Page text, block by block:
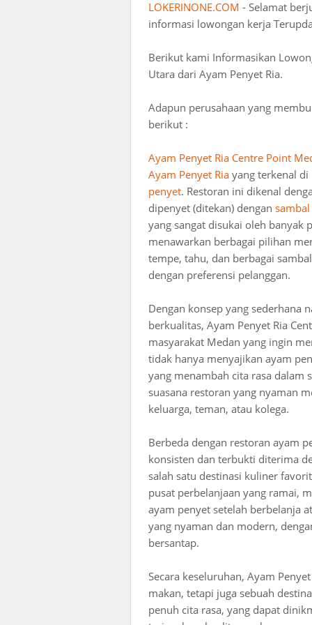
LOKERINONE.COM - Selamat
informasi lowongan kerja
Berikut kami Informasikan
Utara dari Ayam Penyet Ria.
Adapun perusahaan yang
berikut :
Ayam Penyet Ria Centre Point
Ayam Penyet Ria yang terkenal
penyet. Restoran ini dikenal
dipenyet (ditekan) dengan
yang sangat disukai oleh banyak
menawarkan berbagai pilihan
tempe, tahu, dan berbagai
dengan preferensi pelanggan.
Dengan konsep yang sederhana
berkualitas, Ayam Penyet Ria
masyarakat Medan yang ingin
tidak hanya menyajikan ayam
yang menambah cita rasa dalam
suasana restoran yang nyaman
keluarga, teman, atau kolega.
Berbeda dengan restoran ayam
konsisten dan terbukti diterima
salah satu destinasi kuliner
pusat perbelanjaan yang ramai,
ayam penyet setelah berbelanja
yang nyaman dan modern,
bersantap.
Secara keseluruhan, Ayam
makan, tetapi juga sebuah
penuh cita rasa, yang dapat